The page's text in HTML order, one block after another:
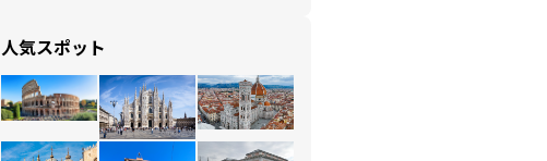
人気スポット